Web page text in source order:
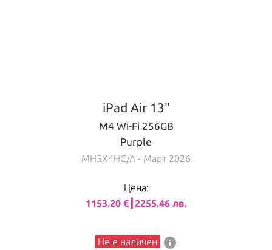
iPad Air 13"
M4 Wi-Fi 256GB
Purple
MH5X4HC/A - Март 2026
Цена:
1153.20 €┃2255.46 лв.
Не е наличен info